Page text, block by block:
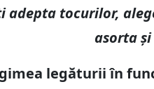
adepta tocurilor,
asorta
legăturii în